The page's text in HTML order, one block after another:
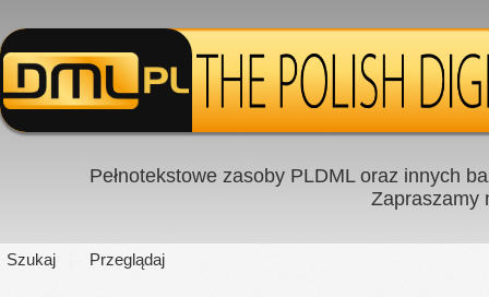
Pełnotekstowe zasoby PLDML oraz innych
Zapraszamy
Szukaj Przeglądaj